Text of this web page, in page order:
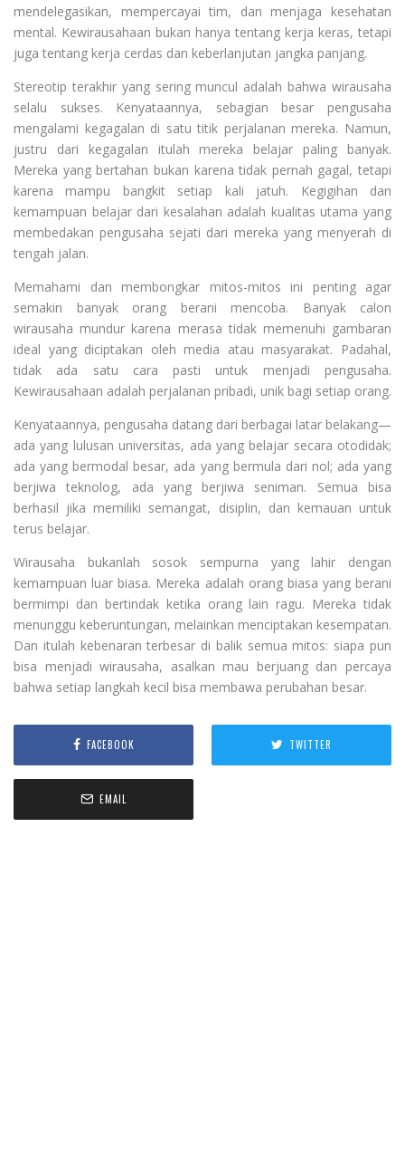
mendelegasikan, mempercayai tim, dan menjaga kesehatan
mental. Kewirausahaan bukan hanya tentang kerja keras, tetapi
juga tentang kerja cerdas dan keberlanjutan jangka panjang.
Stereotip terakhir yang sering muncul adalah bahwa wirausaha
selalu sukses. Kenyataannya, sebagian besar pengusaha
mengalami kegagalan di satu titik perjalanan mereka. Namun,
justru dari kegagalan itulah mereka belajar paling banyak.
Mereka yang bertahan bukan karena tidak pernah gagal, tetapi
karena mampu bangkit setiap kali jatuh. Kegigihan dan
kemampuan belajar dari kesalahan adalah kualitas utama yang
membedakan pengusaha sejati dari mereka yang menyerah di
tengah jalan.
Memahami dan membongkar mitos-mitos ini penting agar
semakin banyak orang berani mencoba. Banyak calon
wirausaha mundur karena merasa tidak memenuhi gambaran
ideal yang diciptakan oleh media atau masyarakat. Padahal,
tidak ada satu cara pasti untuk menjadi pengusaha.
Kewirausahaan adalah perjalanan pribadi, unik bagi setiap orang.
Kenyataannya, pengusaha datang dari berbagai latar belakang—
ada yang lulusan universitas, ada yang belajar secara otodidak;
ada yang bermodal besar, ada yang bermula dari nol; ada yang
berjiwa teknolog, ada yang berjiwa seniman. Semua bisa
berhasil jika memiliki semangat, disiplin, dan kemauan untuk
terus belajar.
Wirausaha bukanlah sosok sempurna yang lahir dengan
kemampuan luar biasa. Mereka adalah orang biasa yang berani
bermimpi dan bertindak ketika orang lain ragu. Mereka tidak
menunggu keberuntungan, melainkan menciptakan kesempatan.
Dan itulah kebenaran terbesar di balik semua mitos: siapa pun
bisa menjadi wirausaha, asalkan mau berjuang dan percaya
bahwa setiap langkah kecil bisa membawa perubahan besar.
FACEBOOK TWITTER
EMAIL